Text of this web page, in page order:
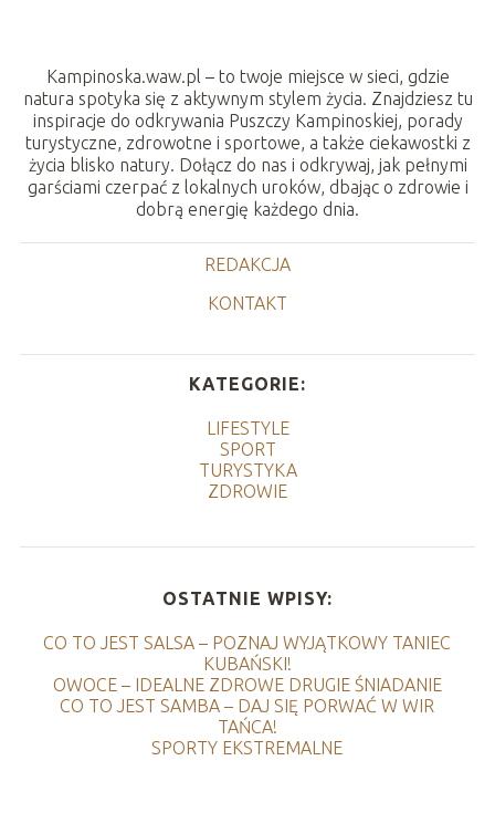
Kampinoska.waw.pl – to twoje miejsce w sieci, gdzie
natura spotyka się z aktywnym stylem życia. Znajdziesz tu
inspiracje do odkrywania Puszczy Kampinoskiej, porady
turystyczne, zdrowotne i sportowe, a także ciekawostki z
życia blisko natury. Dołącz do nas i odkrywaj, jak pełnymi
garściami czerpać z lokalnych uroków, dbając o zdrowie i
dobrą energię każdego dnia.
REDAKCJA
KONTAKT
KATEGORIE:
LIFESTYLE
SPORT
TURYSTYKA
ZDROWIE
OSTATNIE WPISY:
CO TO JEST SALSA – POZNAJ WYJĄTKOWY TANIEC
KUBAŃSKI!
OWOCE – IDEALNE ZDROWE DRUGIE ŚNIADANIE
CO TO JEST SAMBA – DAJ SIĘ PORWAĆ W WIR
TAŃCA!
SPORTY EKSTREMALNE